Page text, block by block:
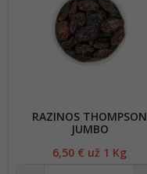
RAZINOS THOMPSON
JUMBO
Kaina
6,50 € už 1 Kg